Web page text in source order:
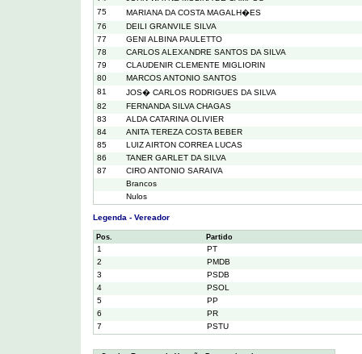
75
MARIANA DA COSTA MAGALH�ES
76
DEILI GRANVILE SILVA
77
GENI ALBINA PAULETTO
78
CARLOS ALEXANDRE SANTOS DA SILVA
79
CLAUDENIR CLEMENTE MIGLIORIN
80
MARCOS ANTONIO SANTOS
81
JOS� CARLOS RODRIGUES DA SILVA
82
FERNANDA SILVA CHAGAS
83
ALDA CATARINA OLIVIER
84
ANITA TEREZA COSTA BEBER
85
LUIZ AIRTON CORREA LUCAS
86
TANER GARLET DA SILVA
87
CIRO ANTONIO SARAIVA
Brancos
Nulos
Legenda - Vereador
Pos. Partido
1
PT
2
PMDB
3
PSDB
4
PSOL
5
PP
6
PR
7
PSTU